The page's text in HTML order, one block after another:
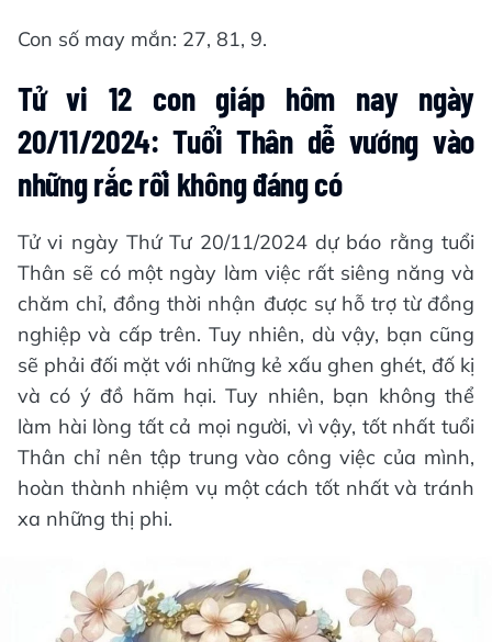
Con số may mắn: 27, 81, 9.
Tử vi 12 con giáp hôm nay ngày
20/11/2024: Tuổi Thân dễ vướng vào
những rắc rối không đáng có
Tử vi ngày Thứ Tư 20/11/2024 dự báo rằng tuổi
Thân sẽ có một ngày làm việc rất siêng năng và
chăm chỉ, đồng thời nhận được sự hỗ trợ từ đồng
nghiệp và cấp trên. Tuy nhiên, dù vậy, bạn cũng
sẽ phải đối mặt với những kẻ xấu ghen ghét, đố kị
và có ý đồ hãm hại. Tuy nhiên, bạn không thể
làm hài lòng tất cả mọi người, vì vậy, tốt nhất tuổi
Thân chỉ nên tập trung vào công việc của mình,
hoàn thành nhiệm vụ một cách tốt nhất và tránh
xa những thị phi.